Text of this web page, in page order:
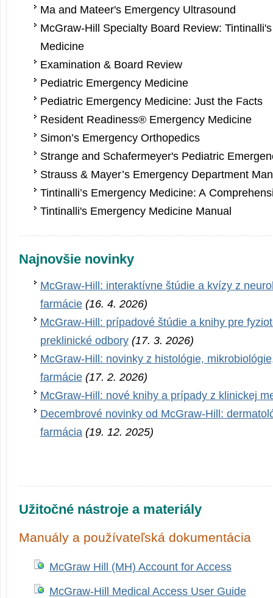
Ma and Mateer's Emergency Ultrasound
McGraw-Hill Specialty Board Review:
Medicine
Examination & Board Review
Pediatric Emergency Medicine
Pediatric Emergency Medicine: Just the Facts
Resident Readiness® Emergency Medicine
Simon’s Emergency Orthopedics
Strange and Schafermeyer's Pe­diatric
Strauss & Mayer’s Emergency Department
Tintinalli’s E­mergency Medicine: A
Tintinalli's E­mergency Medicine Manual
Najnovšie novinky
McGraw-Hill: interaktívne štúdie a kvízy z
farmácie (16. 4. 2026)
McGraw-Hill: prípadové štúdie a knihy pre
preklinické odbory (17. 3. 2026)
McGraw-Hill: novinky z histológie,
farmácie (17. 2. 2026)
McGraw-Hill: nové knihy a prípady z klinickej
Decembrové novinky od McGraw-Hill:
farmácia (19. 12. 2025)
Užitočné nástroje a materiály
Manuály a používateľská dokumentácia
McGraw Hill (MH) Account for Access
McGraw-Hill Medical Access User Guide